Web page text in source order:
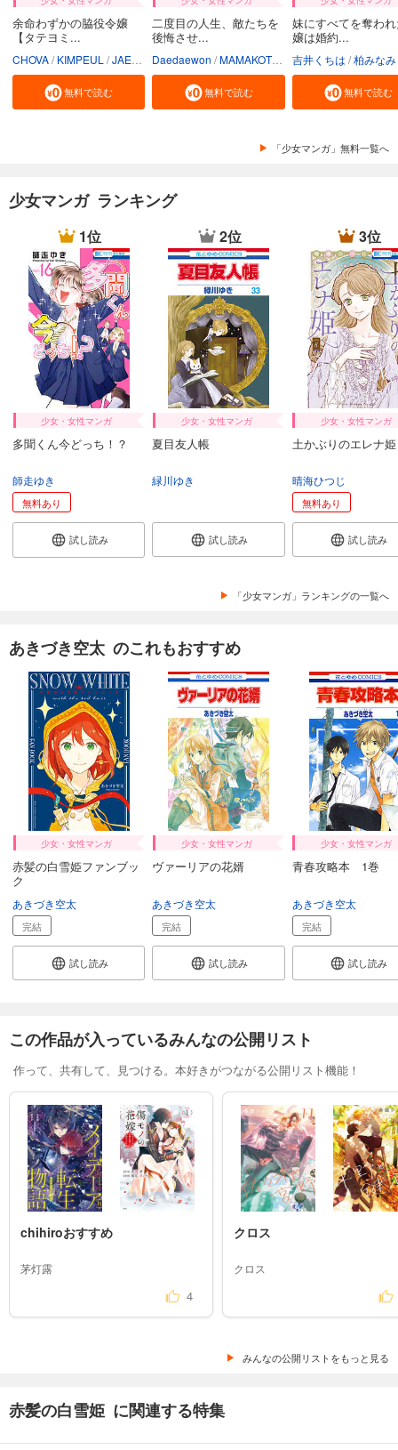
余命わずかの脇役令嬢
【タテヨミ...
CHOVA KIMPEUL JAEUNHYANG
無料で読む
二度目の人生、敵たちを
後悔させ...
Daedaewon MAMAKOTO 陽気なおじさん
無料で読む
妹にすべてを奪わ
嬢は婚約...
吉井くちは 柏みなみ
無料で読む
「少女マンガ」無料一覧へ
少女マンガ ランキング
1位
少女・女性マンガ
多聞くん今どっち！？
師走ゆき
無料あり
試し読み
2位
少女・女性マンガ
夏目友人帳
緑川ゆき
試し読み
3位
少女・女性マンガ
土かぶりのエレナ姫
晴海ひつじ
無料あり
試し読み
「少女マンガ」ランキングの一覧へ
あきづき空太 のこれもおすすめ
少女・女性マンガ
赤髪の白雪姫ファンブッ
ク
あきづき空太
完結
試し読み
少女・女性マンガ
ヴァーリアの花婿
あきづき空太
完結
試し読み
少女・女性マンガ
青春攻略本 1巻
あきづき空太
完結
試し読み
この作品が入っているみんなの公開リスト
作って、共有して、見つける。本好きがつながる公開リスト機能！
chihiroおすすめ
茅灯露
4
クロス
クロス
みんなの公開リストをもっと見る
赤髪の白雪姫 に関連する特集